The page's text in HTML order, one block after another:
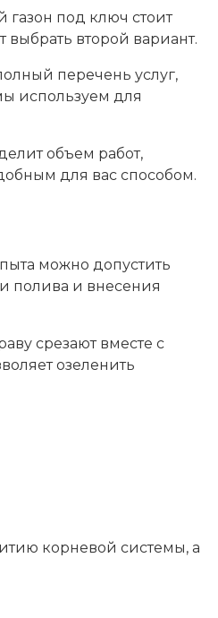
газон под ключ стоит
второй вариант.
перечень услуг,
используем для
объем работ,
для вас способом.
можно допустить
полива и внесения
срезают вместе с
озеленить
корневой системы, а